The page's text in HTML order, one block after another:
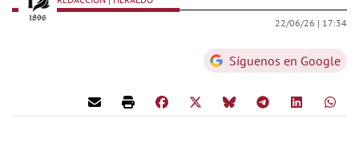
22/06/26 | 17:34
Síguenos en Google